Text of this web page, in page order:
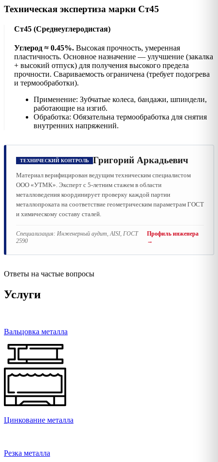
Техническая экспертиза марки Ст45
Ст45 (Среднеуглеродистая)
Углерод ≈ 0.45%. Высокая прочность, умеренная
пластичность. Основное назначение — улучшение (закалка
+ высокий отпуск) для получения высокого предела
прочности. Свариваемость ограничена (требует подогрева
и термообработки).
Применение: Зубчатые колеса, бандажи, шпиндели,
работающие на изгиб.
Обработка: Обязательна термообработка для снятия
внутренних напряжений.
ТЕХНИЧЕСКИЙ КОНТРОЛЬ Григорий Аркадьевич
Материал верифицирован ведущим техническим специалистом
ООО «УТМК». Эксперт с 5-летним стажем в области
металловедения координирует проверку каждой партии
металлопроката на соответствие геометрическим параметрам ГОСТ
и химическому составу сталей.
Специализация: Инженерный аудит, AISI, ГОСТ
2590
Профиль инженера
→
Ответы на частые вопросы
Услуги
Вальцовка металла
Цинкование металла
Резка металла